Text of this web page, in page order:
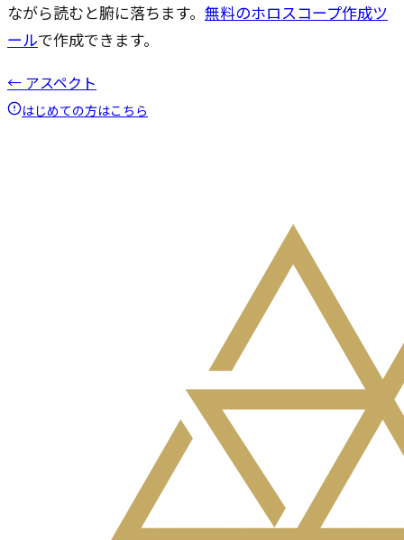
ながら読むと腑に落ちます。 無料のホロスコープ作成ツ
ールで作成できます。
← アスペクト
はじめての方はこちら